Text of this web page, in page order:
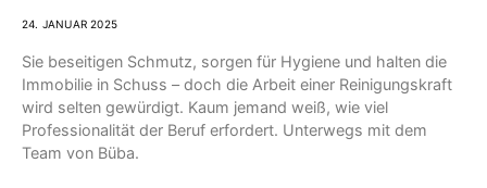
24. JANUAR 2025
Sie beseitigen Schmutz, sorgen für Hygiene und halten die
Immobilie in Schuss – doch die Arbeit einer Reinigungskraft
wird selten gewürdigt. Kaum jemand weiß, wie viel
Professionalität der Beruf erfordert. Unterwegs mit dem
Team von Büba.